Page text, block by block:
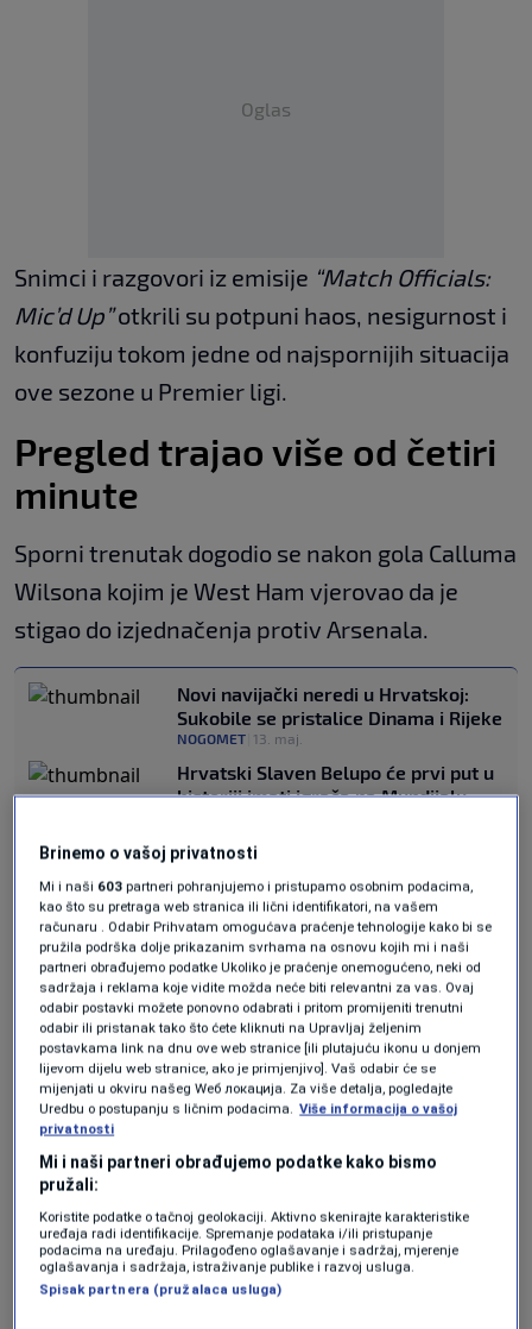
Oglas
Snimci i razgovori iz emisije “Match Officials:
Mic’d Up”otkrili su potpuni haos, nesigurnost i
konfuziju tokom jedne od najspornijih situacija
ove sezone u Premier ligi.
Pregled trajao više od četiri
minute
Sporni trenutak dogodio se nakon gola Calluma
Wilsona kojim je West Ham vjerovao da je
stigao do izjednačenja protiv Arsenala.
Novi navijački neredi u Hrvatskoj:
Sukobile se pristalice Dinama i Rijeke
NOGOMET 13. maj.
Hrvatski Slaven Belupo će prvi put u
historiji imati igrača na Mundijalu -
Florentinu Perezu: “Širi laži i glumi
žrtvu”
NOGOMET |13. maj.
Hrvati oduševljeni načinom na koji je
Barbarez objavio spisak: Evo kako su
reagovali na poznatoj televiziji
(VIDEO)
NOGOMET|13. maj.
Dok je stadion čekao konačnu odluku,
Kavanagh je čak četiri minute i 17 sekundi
pregledavao snimke pokušavajući donijeti
konačan zaključak.
Brinemo o vašoj privatnosti
Mi i naši 603 partneri pohranjujemo i pristupamo osobnim podacima,
kao što su pretraga web stranica ili lični identifikatori, na vašem
računaru . Odabir Prihvatam omogućava praćenje tehnologije kako bi se
pružila podrška dolje prikazanim svrhama na osnovu kojih mi i naši
partneri obrađujemo podatke Ukoliko je praćenje onemogućeno, neki od
sadržaja i reklama koje vidite možda neće biti relevantni za vas. Ovaj
odabir postavki možete ponovno odabrati i pritom promijeniti trenutni
odabir ili pristanak tako što ćete kliknuti na Upravljaj željenim
postavkama link na dnu ove web stranice [ili plutajuću ikonu u donjem
lijevom dijelu web stranice, ako je primjenjivo]. Vaš odabir će se
mijenjati u okviru našeg Wеб локација. Za više detalja, pogledajte
Uredbu o postupanju s ličnim podacima. Više informacija o vašoj
privatnosti
Mi i naši partneri obrađujemo podatke kako bismo
pružali:
Koristite podatke o tačnoj geolokaciji. Aktivno skenirajte karakteristike
uređaja radi identifikacije. Spremanje podataka i/ili pristupanje
podacima na uređaju. Prilagođeno oglašavanje i sadržaj, mjerenje
oglašavanja i sadržaja, istraživanje publike i razvoj usluga.
Spisak partnera (pružalaca usluga)